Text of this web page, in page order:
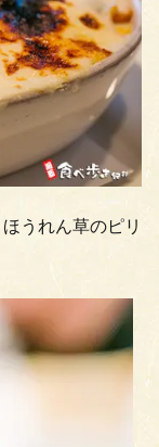
うれん草のピリ